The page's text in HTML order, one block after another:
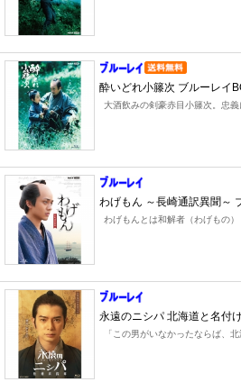
酔いどれ小籐次 ブルーレイ
大酒飲みの剣豪赤目小籐次。忠義
わげもん ～長崎通訳異聞～
わげもんとは和解者（わげもの）
永遠のニシパ 北海道と名付
「この男がいなかったならば、